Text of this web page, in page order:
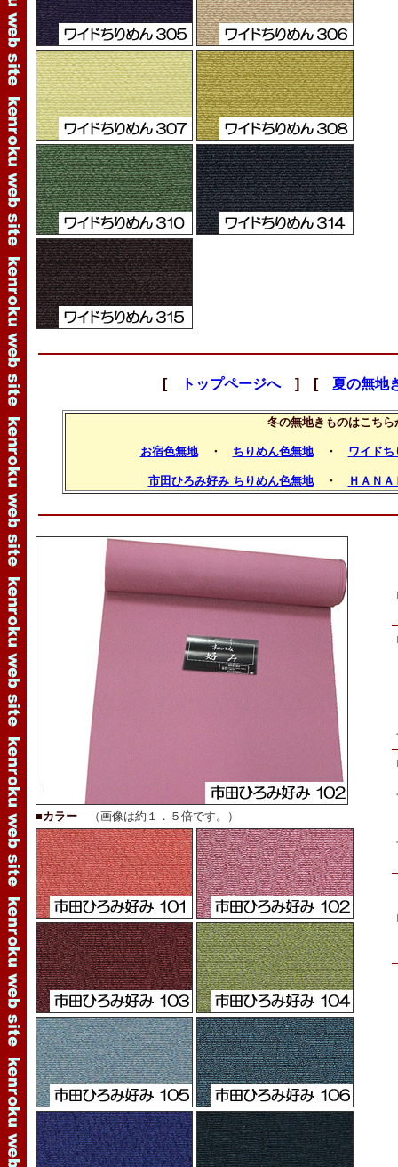
[ トップページへ] [ 夏の無地
冬の無地きものはこちら
お宿色無地・ ちりめん色無地・ ワイドち
市田ひろみ好み ちりめん色無地・ ＨＡＮ
■カラー （画像は約１．５倍です。）